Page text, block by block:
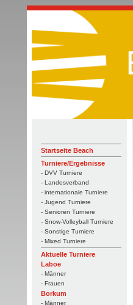
Startseite Beach
Turniere/Ergebnisse
- DVV Turniere
- Landesverband
- internationale Turniere
- Jugend Turniere
- Senioren Turniere
- Snow-Volleyball Turniere
- Sonstige Turniere
- Mixed Turniere
Aktuelle Turniere
Laboe
- Männer
- Frauen
Borkum
- Männer